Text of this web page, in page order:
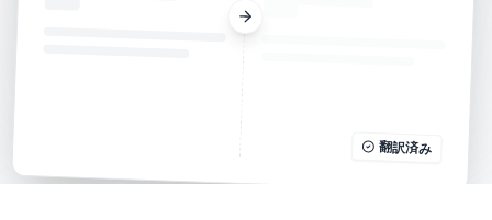
翻訳済み